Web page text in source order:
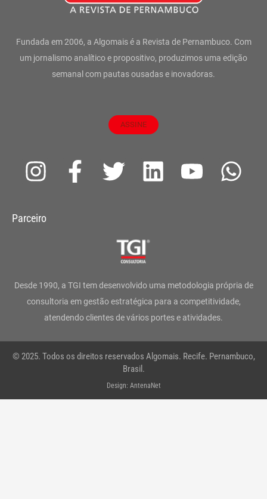
Fundada em 2006, a Algomais é a Revista de Pernambuco. Com
um jornalismo analítico e propositivo, produzimos uma edição
semanal com pautas ousadas e inovadoras.
ASSINE
I
s
g
r
a
m
F
a
o
o
k
-
T
t
e
r
L
d
i
n
Y
b
e
W
a
p
Parceiro
Desde 1990, a TGI tem desenvolvido uma metodologia própria de
consultoria em gestão estratégica para a competitividade,
atendendo clientes de vários portes e atividades.
© 2025. Todos os direitos reservados Algomais. Recife. Pernambuco,
Brasil.
Design: AntenaNet